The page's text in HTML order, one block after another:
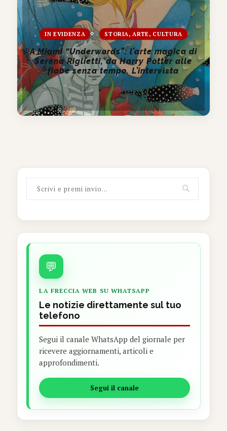
IN EVIDENZA STORIA, ARTE, CULTURA
A Miami “Underwords”: l’arte magica di
Serena Riglietti, da Harry Potter alle
fiabe senza tempo. L’intervista
💬
LA FRECCIA WEB SU WHATSAPP
Le notizie direttamente sul tuo
telefono
Segui il canale WhatsApp del giornale per
ricevere aggiornamenti, articoli e
approfondimenti.
Segui il canale